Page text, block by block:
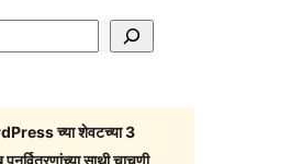
च्या शेवटच्या 3
पुनर्वितरणांच्या साथी चाचणी